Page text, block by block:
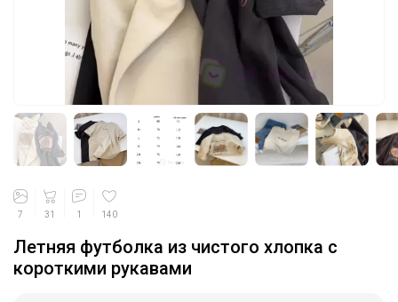
7 31 1 140
Летняя футболка из чистого хлопка с
короткими рукавами